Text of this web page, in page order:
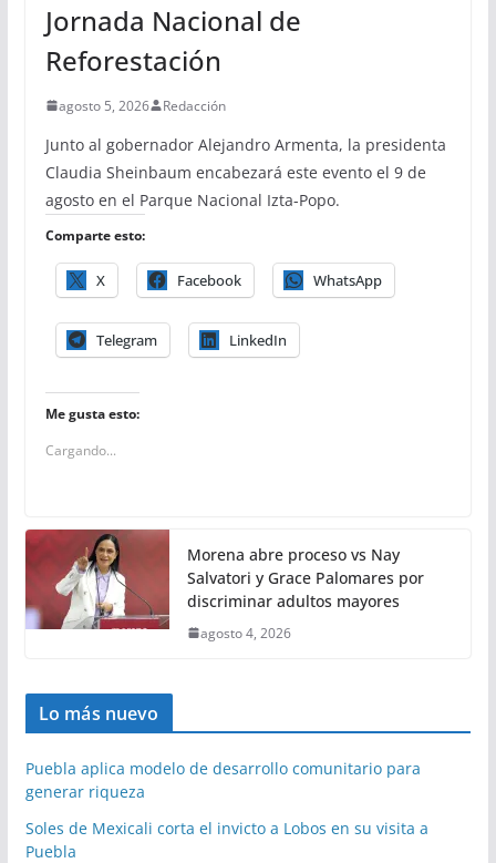
Jornada Nacional de
Reforestación
agosto 5, 2026 Redacción
Junto al gobernador Alejandro Armenta, la presidenta
Claudia Sheinbaum encabezará este evento el 9 de
agosto en el Parque Nacional Izta-Popo.
Comparte esto:
X Facebook WhatsApp
Telegram LinkedIn
Me gusta esto:
Cargando...
Morena abre proceso vs Nay
Salvatori y Grace Palomares por
discriminar adultos mayores
agosto 4, 2026
Lo más nuevo
Puebla aplica modelo de desarrollo comunitario para
generar riqueza
Soles de Mexicali corta el invicto a Lobos en su visita a
Puebla